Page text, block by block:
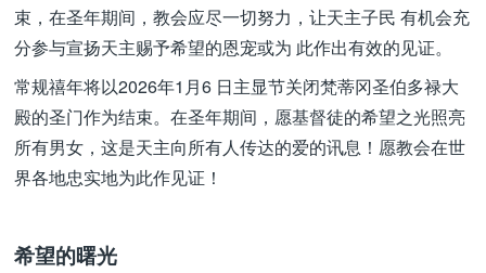
束，在圣年期间，教会应尽一切努力，让天主子民 有机会充
分参与宣扬天主赐予希望的恩宠或为 此作出有效的见证。
常规禧年将以2026年1月6 日主显节关闭梵蒂冈圣伯多禄大
殿的圣门作为结束。在圣年期间，愿基督徒的希望之光照亮
所有男女，这是天主向所有人传达的爱的讯息！愿教会在世
界各地忠实地为此作见证！
希望的曙光